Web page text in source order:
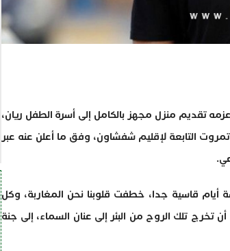
تقديم منزل مجهز بالكامل إلى أسرة الطفل ريان،
التابعة لإقليم شفشاون، وفق ما أعلن عنه عبر
قاسية جدا، خطفت قلوبنا نحن المغاربة، وكل
تخرج تلك الروح من البئر إلى عنان السماء، إلى جنة